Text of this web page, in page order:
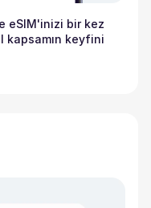
eSIM'inizi bir kez
kapsamın keyfini